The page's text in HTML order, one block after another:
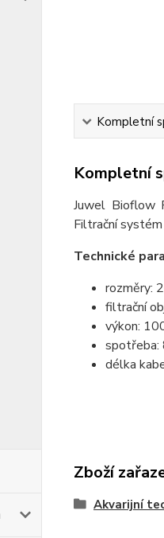
Kompletní
Kompletní
Juwel Bioflow
Filtrační
Technické
rozměry:
filtrační
výkon:
spotřeba:
délka
Zboží
Akvarijní